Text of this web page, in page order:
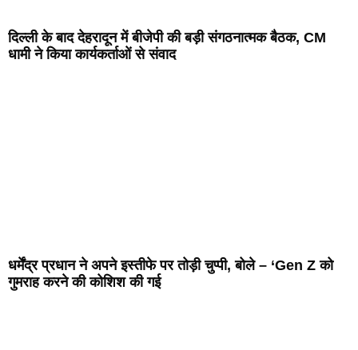
दिल्ली के बाद देहरादून में बीजेपी की बड़ी संगठनात्मक बैठक, CM
धामी ने किया कार्यकर्ताओं से संवाद
धर्मेंद्र प्रधान ने अपने इस्तीफे पर तोड़ी चुप्पी, बोले – ‘Gen Z को
गुमराह करने की कोशिश की गई